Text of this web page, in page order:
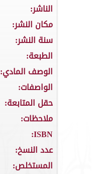
الناشر:
مكان النشر:
سنة النشر:
الطبعة:
الوصف المادي:
الواصفات:
حقل المتابعة:
ملاحظات:
ISBN:
عدد النسخ:
المستخلص: